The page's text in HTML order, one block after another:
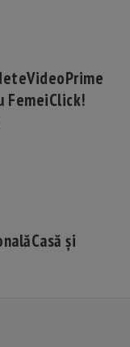
VideoPrime
FemeiClick!
Casă și